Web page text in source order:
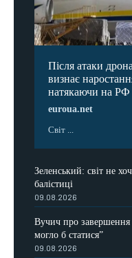
Після атаки
визнає
натякаючи на РФ
euroua.net
Світ ...
Зеленський: світ не
балістиці
09.08.2026
Вучич про
могло б статися”
09.08.2026